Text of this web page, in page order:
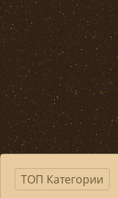
ТОП Категории